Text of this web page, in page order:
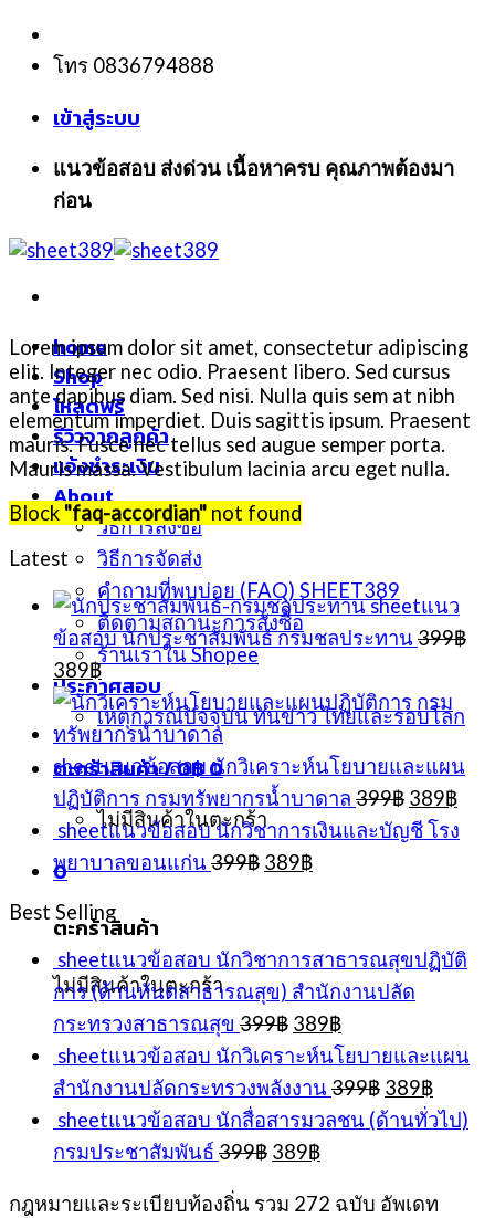
Skip
content
โทร 0836794888
เข้าสู่ระบบ
แนวข้อสอบ ส่งด่วน เนื้อหาครบ คุณภาพต้องมา
ก่อน
home
Shop
โหลดฟรี
รีวิวจากลูกค้า
แจ้งชำระเงิน
About
วิธีการสั่งซื้อ
วิธีการจัดส่ง
คำถามที่พบบ่อย (FAQ) SHEET389
ติดตามสถานะการสั่งซื้อ
ร้านเราใน Shopee
ประกาศสอบ
เหตุการณ์ปัจจุบัน ทันข่าว ไทยและรอบโลก
ตะกร้าสินค้า /0฿0
ไม่มีสินค้าในตะกร้า
0
ตะกร้าสินค้า
ไม่มีสินค้าในตะกร้า
Lorem ipsum dolor sit amet, consectetur adipiscing
elit. Integer nec odio. Praesent libero. Sed cursus
ante dapibus diam. Sed nisi. Nulla quis sem at nibh
elementum imperdiet. Duis sagittis ipsum. Praesent
mauris. Fusce nec tellus sed augue semper porta.
Mauris massa. Vestibulum lacinia arcu eget nulla.
Block "faq-accordian" not found
Latest
sheetแนว
ข้อสอบ นักประชาสัมพันธ์ กรมชลประทาน 399฿
Original
price
was:
399฿.
389฿Current
price
is:
389฿.
sheetแนวข้อสอบ นักวิเคราะห์นโยบายและแผน
ปฏิบัติการ กรมทรัพยากรน้ำบาดาล 399฿ Original
price
was:
389฿
is:
sheetแนวข้อสอบ นักวิชาการเงินและบัญชี โรง
พยาบาลขอนแก่น 399฿ Original
389฿Current
Best Selling
sheetแนวข้อสอบ นักวิชาการสาธารณสุขปฏิบัติ
การ (ด้านทันตสาธารณสุข) สำนักงานปลัด
กระทรวงสาธารณสุข 399฿ Original
price
was:
399฿.
389฿Current
price
is:
389฿.
sheetแนวข้อสอบ นักวิเคราะห์นโยบายและแผน
สำนักงานปลัดกระทรวงพลังงาน 399฿ Original
price
was:
389฿
price
is:
sheetแนวข้อสอบ นักสื่อสารมวลชน (ด้านทั่วไป)
กรมประชาสัมพันธ์ 399฿ Original
was:
389฿Current
is:
กฎหมายและระเบียบท้องถิ่น รวม 272 ฉบับ อัพเดท